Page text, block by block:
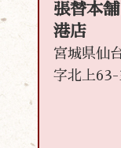
張替本
港店
宮城県仙
字北上63-